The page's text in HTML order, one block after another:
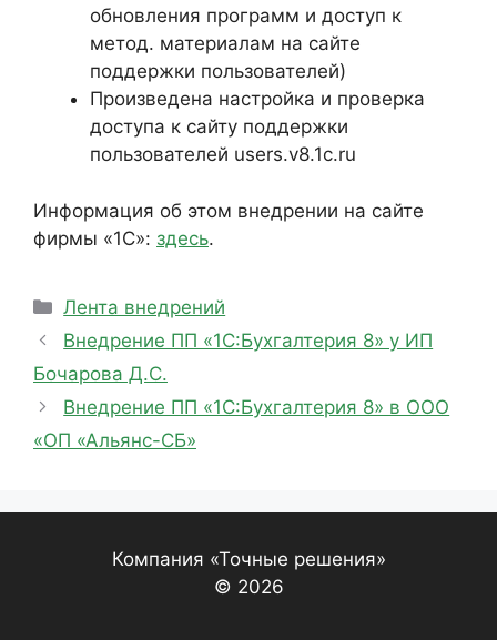
обновления программ и доступ к
метод. материалам на сайте
поддержки пользователей)
Произведена настройка и проверка
доступа к сайту поддержки
пользователей users.v8.1c.ru
Информация об этом внедрении на сайте
фирмы «1С»: здесь.
Рубрики
Лента внедрений
Внедрение ПП «1С:Бухгалтерия 8» у ИП
Бочарова Д.С.
Внедрение ПП «1С:Бухгалтерия 8» в ООО
«ОП «Альянс-СБ»
Компания «Точные решения»
© 2026